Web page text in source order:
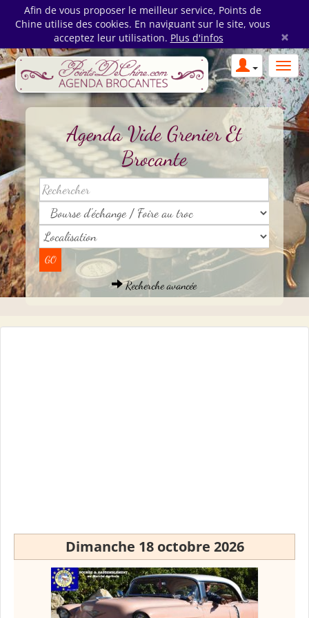
Afin de vous proposer le meilleur service, Points de
Chine utilise des cookies. En naviguant sur le site, vous
acceptez leur utilisation. Plus d'infos ×
Agenda Vide Grenier Et
Brocante
Recherche avancée
Dimanche 18 octobre 2026